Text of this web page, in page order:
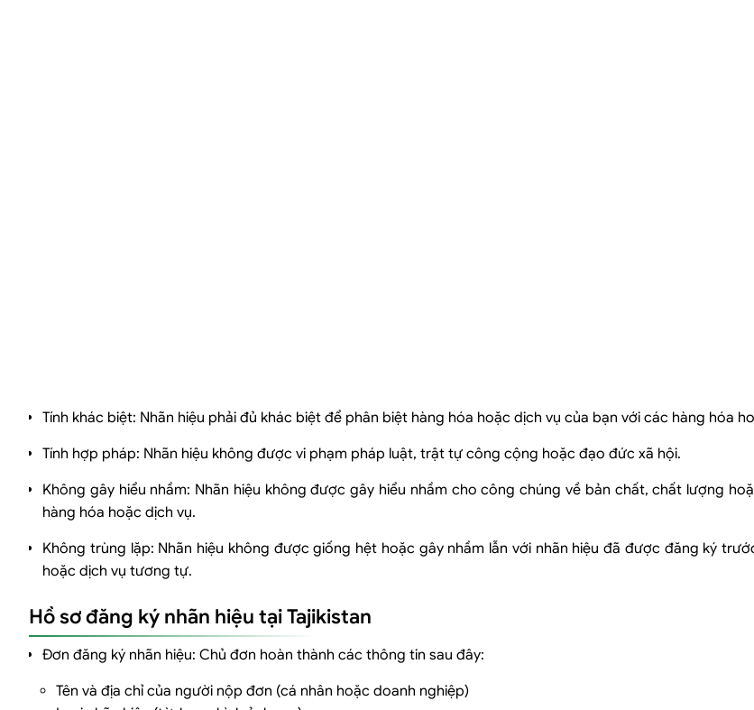
Tính khác biệt: Nhãn hiệu phải đủ khác biệt để phân biệt hàng hóa hoặc dịch vụ của bạn với các hàng hóa
Tính hợp pháp: Nhãn hiệu không được vi phạm pháp luật, trật tự công cộng hoặc đạo đức xã hội.
Không gây hiểu nhầm: Nhãn hiệu không được gây hiểu nhầm cho công chúng về bản chất, chất lượng
hàng hóa hoặc dịch vụ.
Không trùng lặp: Nhãn hiệu không được giống hệt hoặc gây nhầm lẫn với nhãn hiệu đã được đăng ký
hoặc dịch vụ tương tự.
Hồ sơ đăng ký nhãn hiệu tại Tajikistan
Đơn đăng ký nhãn hiệu: Chủ đơn hoàn thành các thông tin sau đây:
Tên và địa chỉ của người nộp đơn (cá nhân hoặc doanh nghiệp)